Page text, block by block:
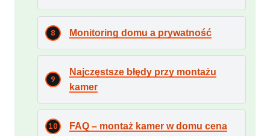
Monitoring domu a prywatność
Najczęstsze błędy przy montażu
kamer
FAQ – montaż kamer w domu cena